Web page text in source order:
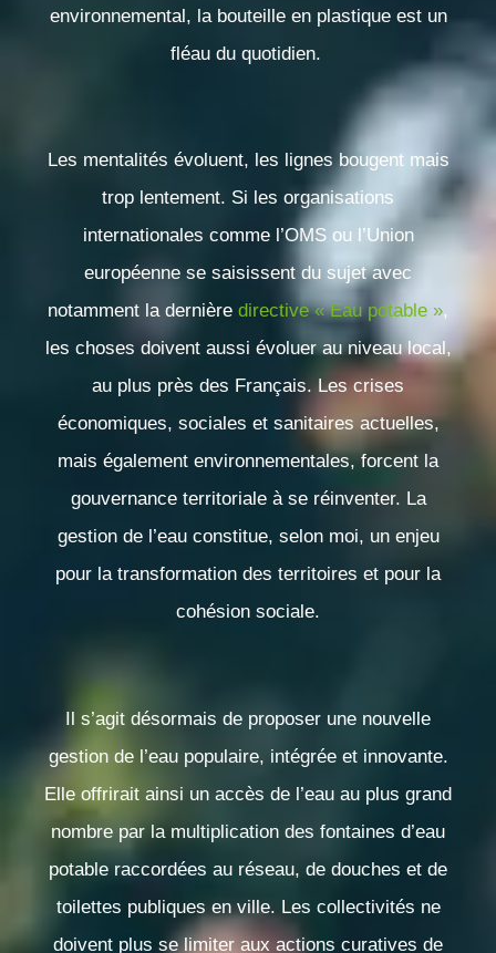
environnemental, la bouteille en plastique est un
fléau du quotidien.
Les mentalités évoluent, les lignes bougent mais
trop lentement. Si les organisations
internationales comme l’OMS ou l’Union
européenne se saisissent du sujet avec
notamment la dernière directive « Eau potable »,
les choses doivent aussi évoluer au niveau local,
au plus près des Français. Les crises
économiques, sociales et sanitaires actuelles,
mais également environnementales, forcent la
gouvernance territoriale à se réinventer. La
gestion de l’eau constitue, selon moi, un enjeu
pour la transformation des territoires et pour la
cohésion sociale.
Il s’agit désormais de proposer une nouvelle
gestion de l’eau populaire, intégrée et innovante.
Elle offrirait ainsi un accès de l’eau au plus grand
nombre par la multiplication des fontaines d’eau
potable raccordées au réseau, de douches et de
toilettes publiques en ville. Les collectivités ne
doivent plus se limiter aux actions curatives de